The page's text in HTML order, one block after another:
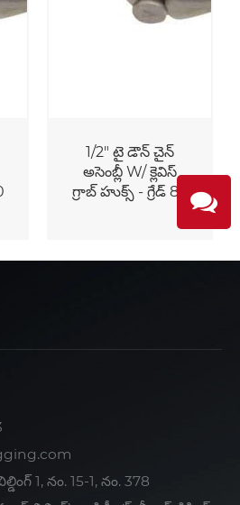
1/2" టై డౌన్ చైన్
అసెంబ్లీ W/ క్లెవిస్
గ్రాబ్ హుక్స్ - గ్రేడ్ 80
1, నం. 15-1, నం. 378